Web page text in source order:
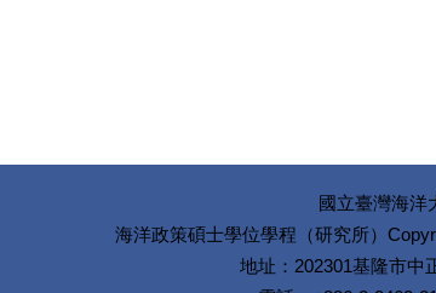
國立臺灣海洋
海洋政策碩士學位學程（研究所）
地址：202301基隆市中